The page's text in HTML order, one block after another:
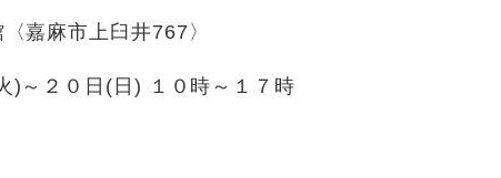
嘉麻市上臼井767〉
２０日(日) １０時～１７時